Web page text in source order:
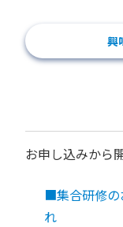
興
お申し込みから
■集合研修の
れ